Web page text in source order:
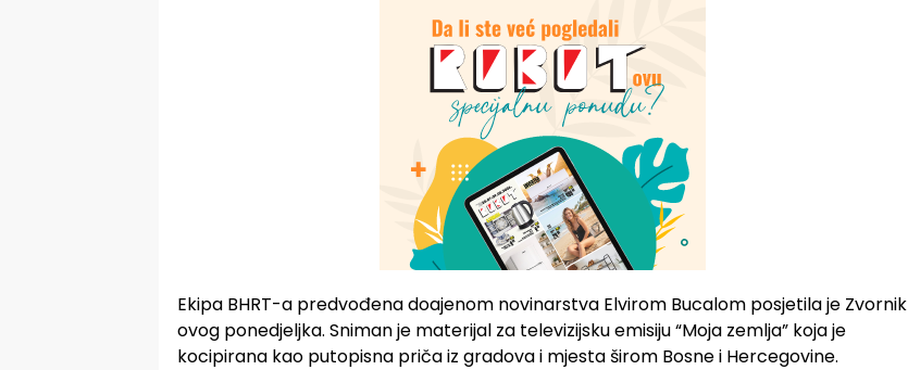
Ekipa BHRT-a predvođena doajenom novinarstva Elvirom Bucalom posjetila je Zvornik
ovog ponedjeljka. Sniman je materijal za televizijsku emisiju “Moja zemlja” koja je
kocipirana kao putopisna priča iz gradova i mjesta širom Bosne i Hercegovine.